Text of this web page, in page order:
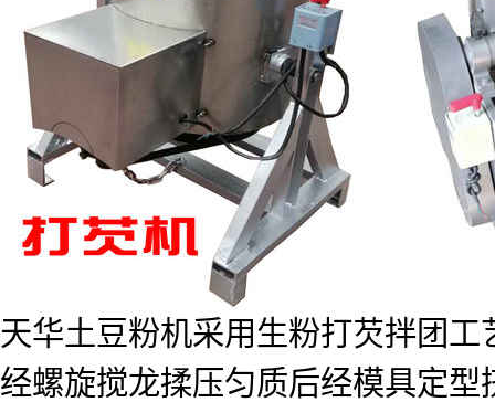
天华土豆粉机采用生粉打芡拌团
经螺旋搅龙揉压匀质后经模具定